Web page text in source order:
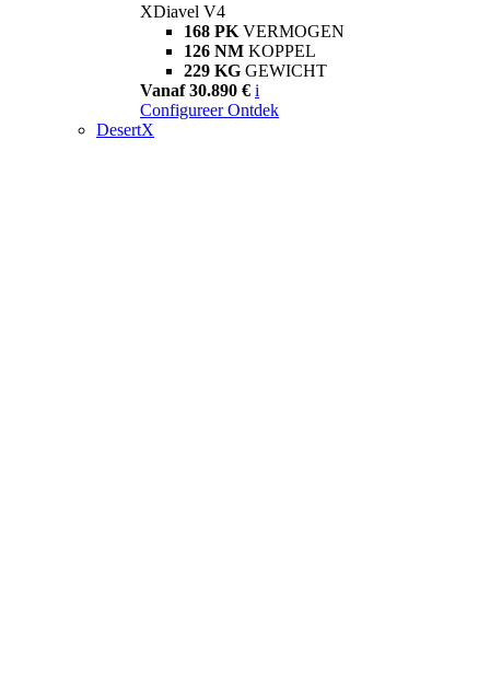
XDiavel V4
168 PK VERMOGEN
126 NM KOPPEL
229 KG GEWICHT
Vanaf 30.890 € i
Configureer Ontdek
DesertX